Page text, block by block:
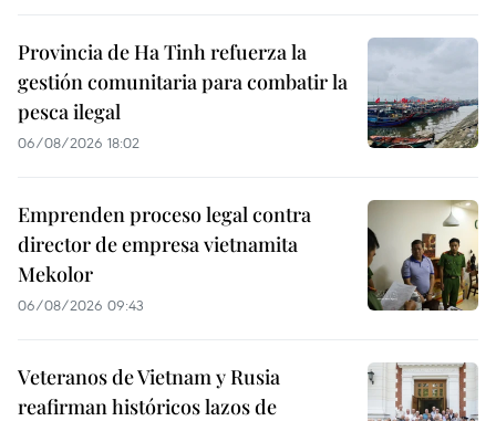
Provincia de Ha Tinh refuerza la
gestión comunitaria para combatir la
pesca ilegal
06/08/2026 18:02
Emprenden proceso legal contra
director de empresa vietnamita
Mekolor
06/08/2026 09:43
Veteranos de Vietnam y Rusia
reafirman históricos lazos de